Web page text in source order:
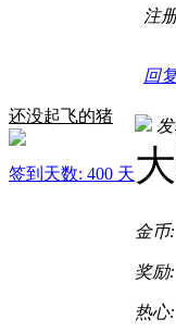
注
回
还没起飞的猪
签到天数: 400 天
金币:
奖励:
热心: